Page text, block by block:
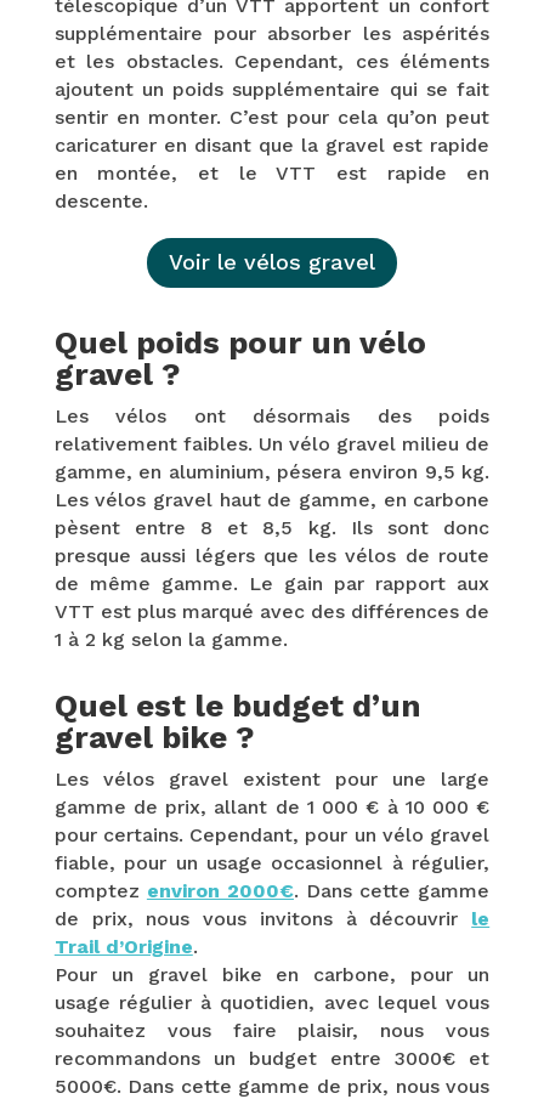
télescopique d’un VTT apportent un confort
supplémentaire pour absorber les aspérités
et les obstacles. Cependant, ces éléments
ajoutent un poids supplémentaire qui se fait
sentir en monter. C’est pour cela qu’on peut
caricaturer en disant que la gravel est rapide
en montée, et le VTT est rapide en
descente.
Voir le vélos gravel
Quel poids pour un vélo
gravel ?
Les vélos ont désormais des poids
relativement faibles. Un vélo gravel milieu de
gamme, en aluminium, pésera environ 9,5 kg.
Les vélos gravel haut de gamme, en carbone
pèsent entre 8 et 8,5 kg. Ils sont donc
presque aussi légers que les vélos de route
de même gamme. Le gain par rapport aux
VTT est plus marqué avec des différences de
1 à 2 kg selon la gamme.
Quel est le budget d’un
gravel bike ?
Les vélos gravel existent pour une large
gamme de prix, allant de 1 000 € à 10 000 €
pour certains. Cependant, pour un vélo gravel
fiable, pour un usage occasionnel à régulier,
comptez environ 2000€. Dans cette gamme
de prix, nous vous invitons à découvrir le
Trail d’Origine.
Pour un gravel bike en carbone, pour un
usage régulier à quotidien, avec lequel vous
souhaitez vous faire plaisir, nous vous
recommandons un budget entre 3000€ et
5000€. Dans cette gamme de prix, nous vous